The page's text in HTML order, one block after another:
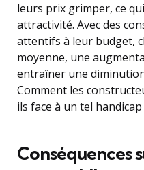
leurs prix grimper, ce
attractivité. Avec des
attentifs à leur budget,
moyenne, une
entraîner une
Comment les
ils face à un tel handicap
Conséquences